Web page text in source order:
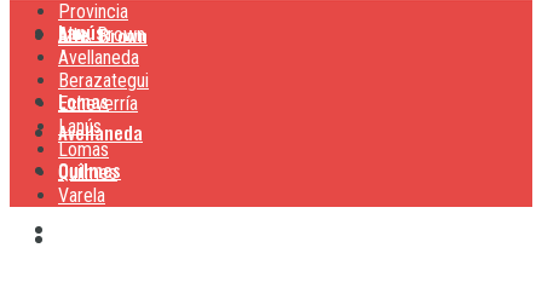
Lanús
Lomas
Quilmes
Alte. Brown
Avellaneda
Provincia
Alte. Brown
Avellaneda
Berazategui
Echeverría
Lanús
Lomas
Quilmes
Varela